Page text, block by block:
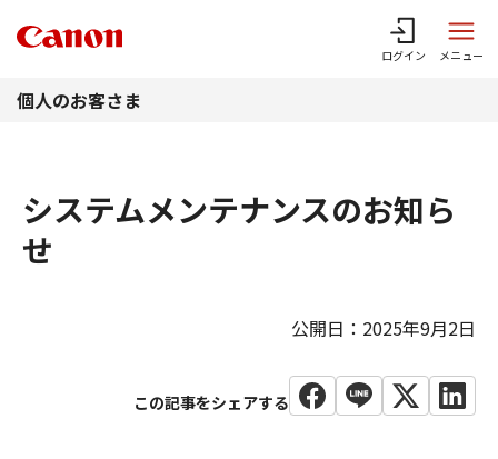
ログイン メニュー
個人のお客さま
システムメンテナンスのお知ら
せ
公開日：2025年9月2日